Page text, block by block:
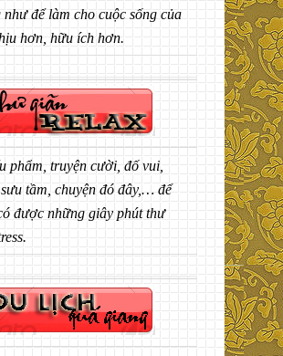
để làm cho cuộc sống của
hơn, hữu ích hơn.
phẩm, truyện cười, đố vui,
tầm, chuyện đó đây,… để
được những giây phút thư